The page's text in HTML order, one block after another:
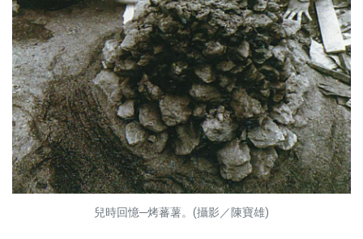
兒時回憶─烤蕃薯。(攝影／陳寶雄)